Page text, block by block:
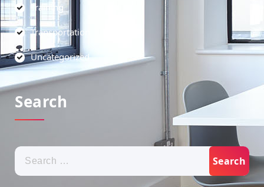
Training
Transportation
Uncategorized
Search
Search
for: